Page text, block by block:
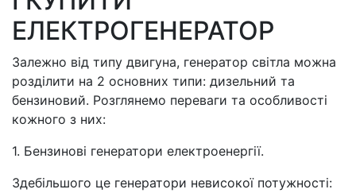
ЕЛЕКТРОГЕНЕРАТОР
Залежно від типу двигуна, генератор світла можна
розділити на 2 основних типи: дизельний та
бензиновий. Розглянемо переваги та особливості
кожного з них:
1. Бензинові генератори електроенергії.
Здебільшого це генератори невисокої потужності: